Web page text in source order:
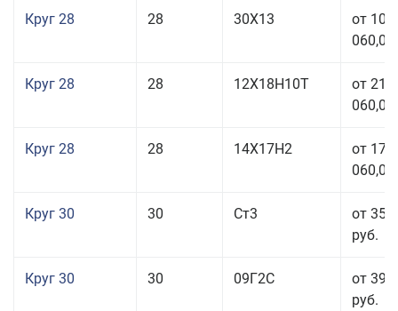
Круг 28 28 30Х13
от 103
060,00
Круг 28 28 12Х18Н10Т
от 210
060,00
Круг 28 28 14Х17Н2
от 179
060,00
Круг 30 30 Ст3
от 35
руб.
Круг 30 30 09Г2С
от 39
руб.